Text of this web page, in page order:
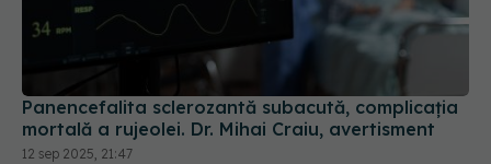
Panencefalita sclerozantă subacută, complicația
mortală a rujeolei. Dr. Mihai Craiu, avertisment
12 sep 2025, 21:47